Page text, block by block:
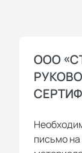
ООО
письмо